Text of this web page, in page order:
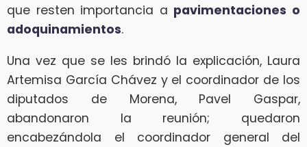
que resten importancia a pavimentaciones o
adoquinamientos.
Una vez que se les brindó la explicación, Laura
Artemisa García Chávez y el coordinador de los
diputados de Morena, Pavel Gaspar,
abandonaron la reunión; quedaron
encabezándola el coordinador general del